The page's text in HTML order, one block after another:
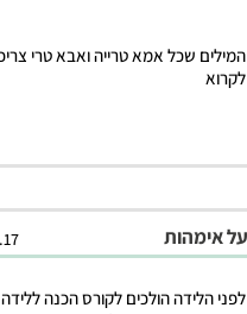
המילים שכל אמא טרייה ואבא טרי
לקרוא
לפני הלידה הולכים לקורס הכנה ללידה